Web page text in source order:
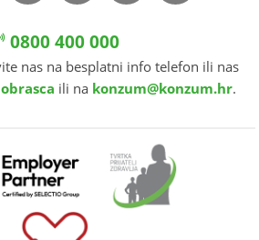
0800 400 000
nas na besplatni info telefon ili nas
obrasca ili na konzum@konzum.hr.